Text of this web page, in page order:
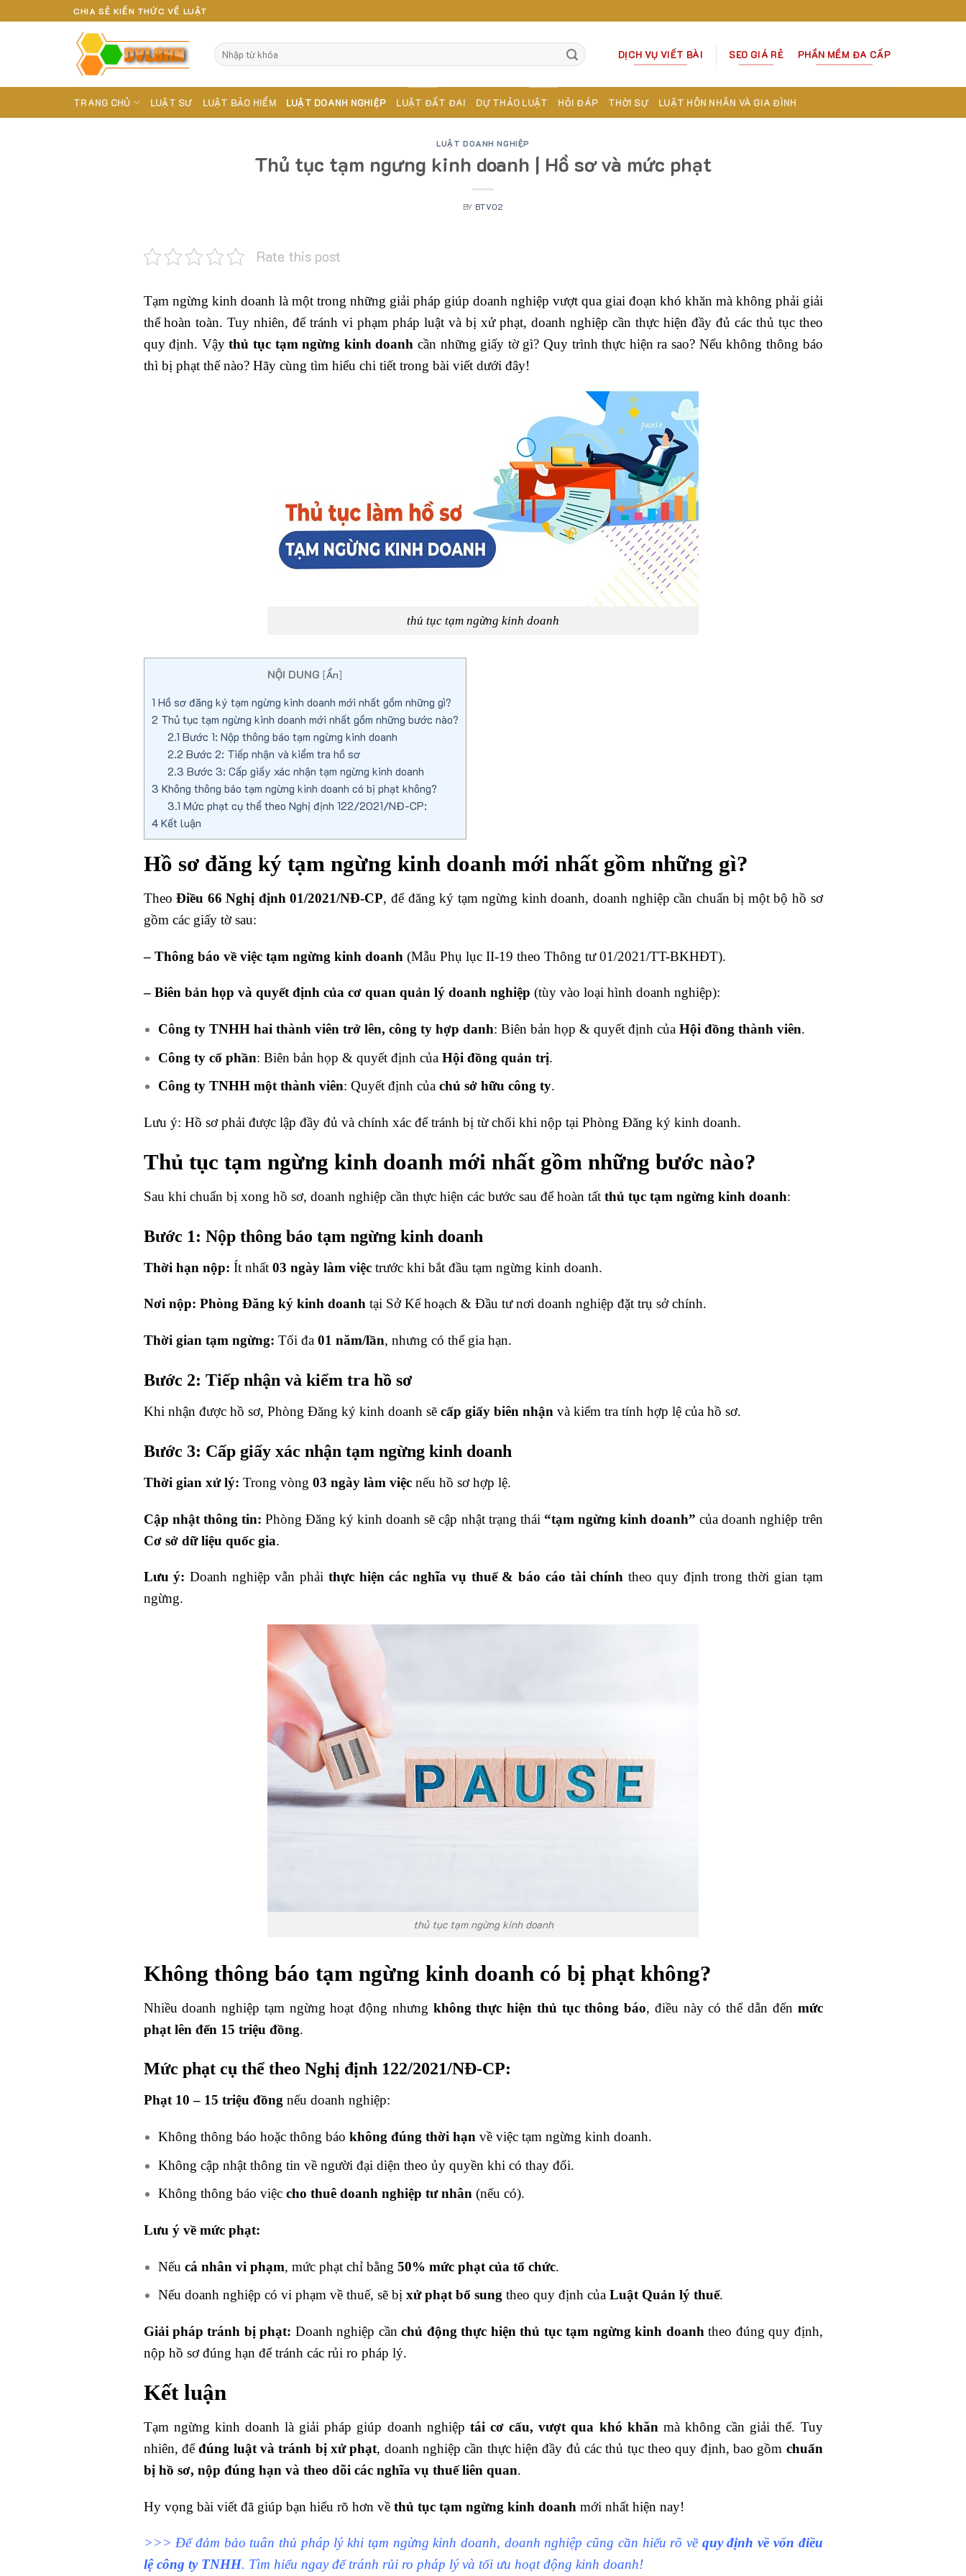
to
CHIA SẺ KIẾN THỨC VỀ LUẬT
DỊCH VỤ VIẾT BÀI SEO GIÁ RẺ PHẦN MỀM ĐA CẤP
TRANG CHỦ LUẬT SƯ LUẬT BẢO HIỂM LUẬT DOANH NGHIỆP LUẬT ĐẤT ĐAI DỰ THẢO LUẬT HỎI ĐÁP THỜI SỰ LUẬT HÔN NHÂN VÀ GIA ĐÌNH
LUẬT DOANH NGHIỆP
Thủ tục tạm ngưng kinh doanh | Hồ sơ và mức phạt
BY BTV02
Rate this post
Tạm ngừng kinh doanh là một trong những giải pháp giúp doanh nghiệp vượt qua giai đoạn khó khăn mà không phải giải
thể hoàn toàn. Tuy nhiên, để tránh vi phạm pháp luật và bị xử phạt, doanh nghiệp cần thực hiện đầy đủ các thủ tục theo
quy định. Vậythủ tục tạm ngừng kinh doanh cần những giấy tờ gì? Quy trình thực hiện ra sao? Nếu không thông báo
thì bị phạt thế nào? Hãy cùng tìm hiểu chi tiết trong bài viết dưới đây!
thủ tục tạm ngừng kinh doanh
NỘI DUNG [Ẩn]
1 Hồ sơ đăng ký tạm ngừng kinh doanh mới nhất gồm những gì?
2 Thủ tục tạm ngừng kinh doanh mới nhất gồm những bước nào?
2.1 Bước 1: Nộp thông báo tạm ngừng kinh doanh
2.2 Bước 2: Tiếp nhận và kiểm tra hồ sơ
2.3 Bước 3: Cấp giấy xác nhận tạm ngừng kinh doanh
3 Không thông báo tạm ngừng kinh doanh có bị phạt không?
3.1 Mức phạt cụ thể theo Nghị định 122/2021/NĐ-CP:
4Kết luận
Hồ sơ đăng ký tạm ngừng kinh doanh mới nhất gồm những gì?
TheoĐiều 66 Nghị định 01/2021/NĐ-CP, để đăng ký tạm ngừng kinh doanh, doanh nghiệp cần chuẩn bị một bộ hồ sơ
gồm các giấy tờ sau:
– Thông báo về việc tạm ngừng kinh doanh (Mẫu Phụ lục II-19 theo Thông tư 01/2021/TT-BKHĐT).
– Biên bản họp và quyết định của cơ quan quản lý doanh nghiệp (tùy vào loại hình doanh nghiệp):
Công ty TNHH hai thành viên trở lên, công ty hợp danh: Biên bản họp & quyết định củaHội đồng thành viên.
Công ty cổ phần: Biên bản họp & quyết định củaHội đồng quản trị.
Công ty TNHH một thành viên: Quyết định củachủ sở hữu công ty.
Lưu ý: Hồ sơ phải được lập đầy đủ và chính xác để tránh bị từ chối khi nộp tại Phòng Đăng ký kinh doanh.
Thủ tục tạm ngừng kinh doanh mới nhất gồm những bước nào?
Sau khi chuẩn bị xong hồ sơ, doanh nghiệp cần thực hiện các bước sau để hoàn tất thủ tục tạm ngừng kinh doanh:
Bước 1: Nộp thông báo tạm ngừng kinh doanh
Thời hạn nộp: Ít nhất 03 ngày làm việctrước khi bắt đầu tạm ngừng kinh doanh.
Nơi nộp: Phòng Đăng ký kinh doanhtại Sở Kế hoạch & Đầu tư nơi doanh nghiệp đặt trụ sở chính.
Thời gian tạm ngừng: Tối đa 01 năm/lần, nhưng có thể gia hạn.
Bước 2: Tiếp nhận và kiểm tra hồ sơ
Khi nhận được hồ sơ, Phòng Đăng ký kinh doanh sẽ cấp giấy biên nhận và kiểm tra tính hợp lệ của hồ sơ.
Bước 3: Cấp giấy xác nhận tạm ngừng kinh doanh
Thời gian xử lý: Trong vòng 03 ngày làm việcnếu hồ sơ hợp lệ.
Cập nhật thông tin: Phòng Đăng ký kinh doanh sẽ cập nhật trạng thái “tạm ngừng kinh doanh” của doanh nghiệp trên
Cơ sở dữ liệu quốc gia.
Lưu ý: Doanh nghiệp vẫn phải thực hiện các nghĩa vụ thuế & báo cáo tài chính theo quy định trong thời gian tạm
ngừng.
thủ tục tạm ngừng kinh doanh
Không thông báo tạm ngừng kinh doanh có bị phạt không?
Nhiều doanh nghiệp tạm ngừng hoạt động nhưng không thực hiện thủ tục thông báo, điều này có thể dẫn đến mức
phạt lên đến 15 triệu đồng.
Mức phạt cụ thể theo Nghị định 122/2021/NĐ-CP:
Phạt 10 – 15 triệu đồngnếu doanh nghiệp:
Không thông báo hoặc thông báokhông đúng thời hạn về việc tạm ngừng kinh doanh.
Không cập nhật thông tin về người đại diện theo ủy quyền khi có thay đổi.
Không thông báo việccho thuê doanh nghiệp tư nhân (nếu có).
Lưu ý về mức phạt:
Nếucá nhân vi phạm, mức phạt chỉ bằng50% mức phạt của tổ chức.
Nếu doanh nghiệp có vi phạm về thuế, sẽ bịxử phạt bổ sung theo quy định củaLuật Quản lý thuế.
Giải pháp tránh bị phạt: Doanh nghiệp cầnchủ động thực hiện thủ tục tạm ngừng kinh doanhtheo đúng quy định,
nộp hồ sơ đúng hạn để tránh các rủi ro pháp lý.
Kết luận
Tạm ngừng kinh doanh là giải pháp giúp doanh nghiệp tái cơ cấu, vượt qua khó khăn mà không cần giải thể. Tuy
nhiên, đểđúng luật và tránh bị xử phạt, doanh nghiệp cần thực hiện đầy đủ các thủ tục theo quy định, bao gồm chuẩn
bị hồ sơ, nộp đúng hạn và theo dõi các nghĩa vụ thuế liên quan.
Hy vọng bài viết đã giúp bạn hiểu rõ hơn về thủ tục tạm ngừng kinh doanh mới nhất hiện nay!
>>> Để đảm bảo tuân thủ pháp lý khi tạm ngừng kinh doanh, doanh nghiệp cũng cần hiểu rõ về quy định về vốn điều
lệ công ty TNHH. Tìm hiểu ngay để tránh rủi ro pháp lý và tối ưu hoạt động kinh doanh!